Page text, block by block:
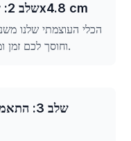
שלב 2: שינוי גודל אוטומטי ל-3.3x4.8 cm
הכלי העוצמתי שלנו
שלכם ל-3.3x4.8 cm, וחוסך לכם זמן ומאמץ.
שלב 3: